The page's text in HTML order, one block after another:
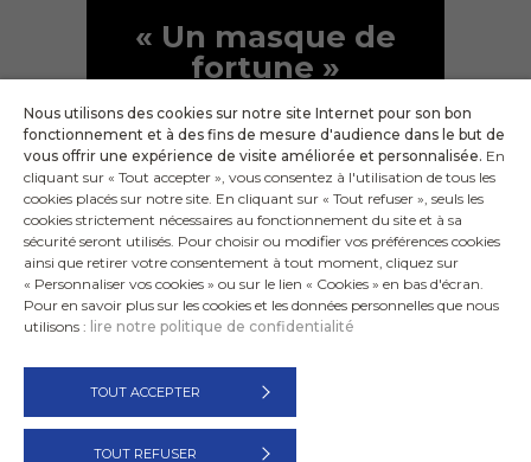
« Un masque de
fortune »
5 ans de SOS Médecins
SOS MÉDECINS Lyon
Actualités
Nous utilisons des cookies sur notre site Internet pour son bon
fonctionnement et à des fins de mesure d'audience dans le but de
vous offrir une expérience de visite améliorée et personnalisée. En
cliquant sur « Tout accepter », vous consentez à l'utilisation de tous les
cookies placés sur notre site. En cliquant sur « Tout refuser », seuls les
cookies strictement nécessaires au fonctionnement du site et à sa
sécurité seront utilisés. Pour choisir ou modifier vos préférences cookies
ainsi que retirer votre consentement à tout moment, cliquez sur
« Personnaliser vos cookies » ou sur le lien « Cookies » en bas d'écran.
Pour en savoir plus sur les cookies et les données personnelles que nous
utilisons : lire notre politique de confidentialité
TOUT ACCEPTER
TOUT REFUSER